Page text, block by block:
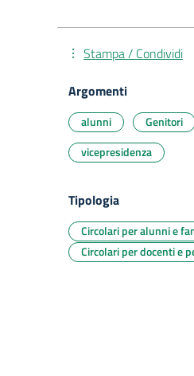
Stampa / Condividi
Argomenti
alunni
Genitori
vicepresidenza
Tipologia
Circolari per alunni e
Circolari per docenti e